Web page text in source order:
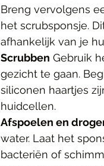
Breng vervolgens
het scrubsponsje.
afhankelijk van je
Scrubben Gebruik
gezicht te gaan.
siliconen haartjes
huidcellen.
Afspoelen en
water. Laat het
bacteriën of